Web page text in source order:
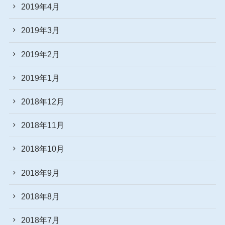
2019年4月
2019年3月
2019年2月
2019年1月
2018年12月
2018年11月
2018年10月
2018年9月
2018年8月
2018年7月